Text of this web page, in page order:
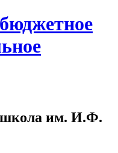
школа им. И.Ф.